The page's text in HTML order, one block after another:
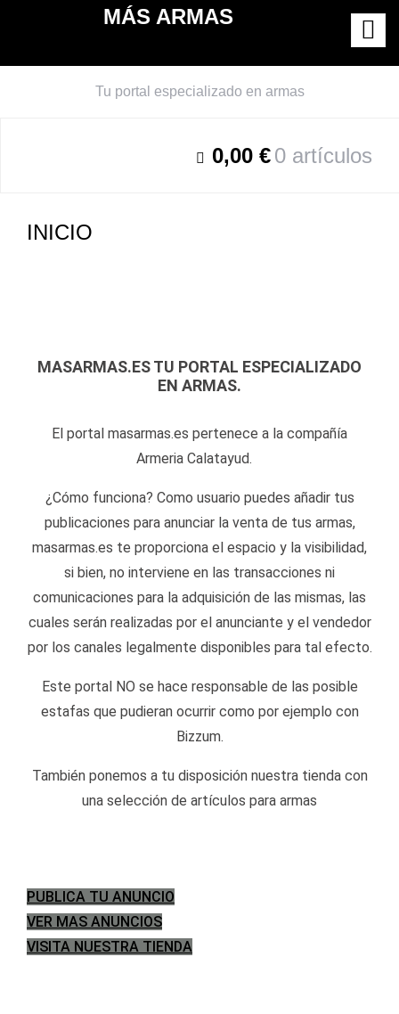
MÁS ARMAS
Tu portal especializado en armas
0,00 €0 artículos
INICIO
MASARMAS.ES TU PORTAL ESPECIALIZADO
EN ARMAS.
El portal masarmas.es pertenece a la compañía
Armeria Calatayud.
¿Cómo funciona? Como usuario puedes añadir tus
publicaciones para anunciar la venta de tus armas,
masarmas.es te proporciona el espacio y la visibilidad,
si bien, no interviene en las transacciones ni
comunicaciones para la adquisición de las mismas, las
cuales serán realizadas por el anunciante y el vendedor
por los canales legalmente disponibles para tal efecto.
Este portal NO se hace responsable de las posible
estafas que pudieran ocurrir como por ejemplo con
Bizzum.
También ponemos a tu disposición nuestra tienda con
una selección de artículos para armas
PUBLICA TU ANUNCIO
VER MAS ANUNCIOS
VISITA NUESTRA TIENDA